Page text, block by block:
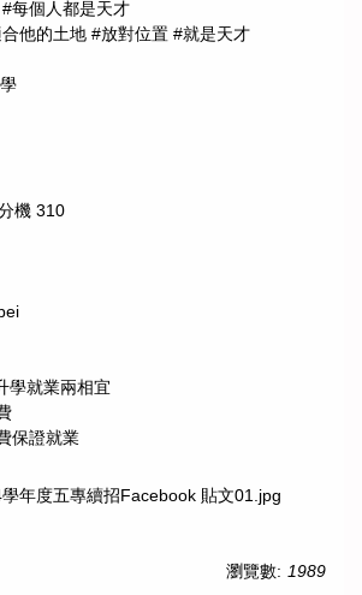
每個人都是天才
他的土地 #放對位置 #就是天才
機 310
學就業兩相宜
保證就業
年度五專續招Facebook 貼文01.jpg
瀏覽數: 1989